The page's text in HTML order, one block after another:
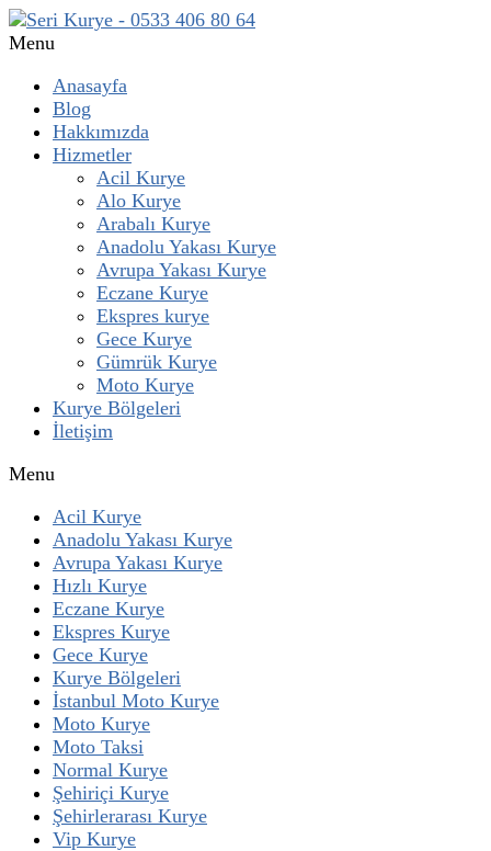
Menu
Anasayfa
Blog
Hakkımızda
Hizmetler
Acil Kurye
Alo Kurye
Arabalı Kurye
Anadolu Yakası Kurye
Avrupa Yakası Kurye
Eczane Kurye
Ekspres kurye
Gece Kurye
Gümrük Kurye
Moto Kurye
Kurye Bölgeleri
İletişim
Menu
Acil Kurye
Anadolu Yakası Kurye
Avrupa Yakası Kurye
Hızlı Kurye
Eczane Kurye
Ekspres Kurye
Gece Kurye
Kurye Bölgeleri
İstanbul Moto Kurye
Moto Kurye
Moto Taksi
Normal Kurye
Şehiriçi Kurye
Şehirlerarası Kurye
Vip Kurye